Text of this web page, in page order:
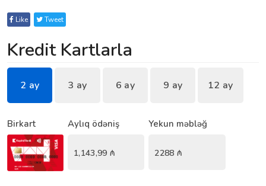
Like Tweet
Kredit Kartlarla
2 ay 3 ay 6 ay 9 ay 12 ay
Birkart Aylıq ödəniş
1,143,99 ₼
Yekun məbləğ
2288 ₼